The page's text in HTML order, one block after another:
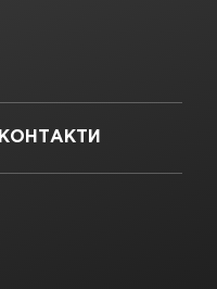
КОНТАКТИ